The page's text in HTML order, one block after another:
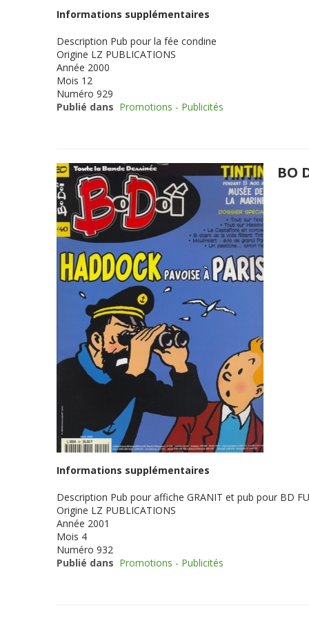
Informations supplémentaires
Description Pub pour la fée condine
Origine LZ PUBLICATIONS
Année 2000
Mois 12
Numéro 929
Publié dans Promotions - Publicités
BO
Informations supplémentaires
Description Pub pour affiche GRANIT et pub pour BD
Origine LZ PUBLICATIONS
Année 2001
Mois 4
Numéro 932
Publié dans Promotions - Publicités